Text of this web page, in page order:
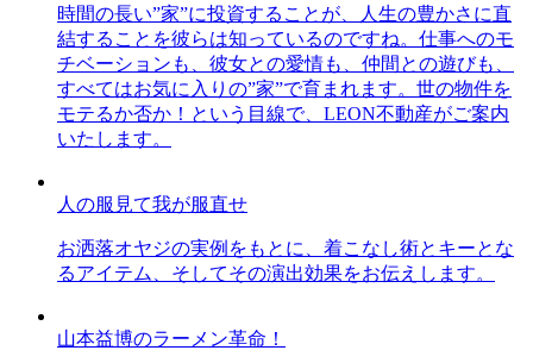
時間の長い”家”に投資することが、人生の豊かさに直
結することを彼らは知っているのですね。仕事へのモ
チベーションも、彼女との愛情も、仲間との遊びも、
すべてはお気に入りの”家”で育まれます。世の物件を
モテるか否か！という目線で、LEON不動産がご案内
いたします。
人の服見て我が服直せ
お洒落オヤジの実例をもとに、着こなし術とキーとな
るアイテム、そしてその演出効果をお伝えします。
山本益博のラーメン革命！